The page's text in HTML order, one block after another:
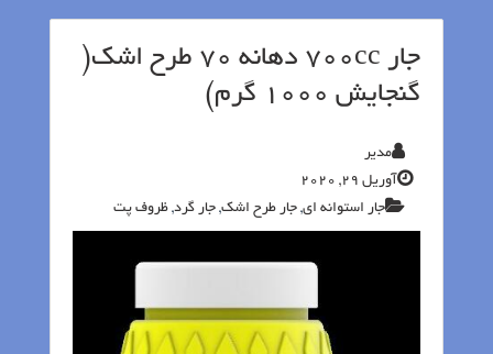
جار 700cc دهانه 70 طرح اشک(
گنجایش 1000 گرم)
مدیر
آوریل 29, 2020
جار استوانه ای, جار طرح اشک, جار گرد, ظروف پت‬‎